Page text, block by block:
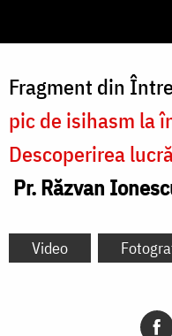
Fragment din
pic de isihasm la
Descoperirea
Pr. Răzvan
Video